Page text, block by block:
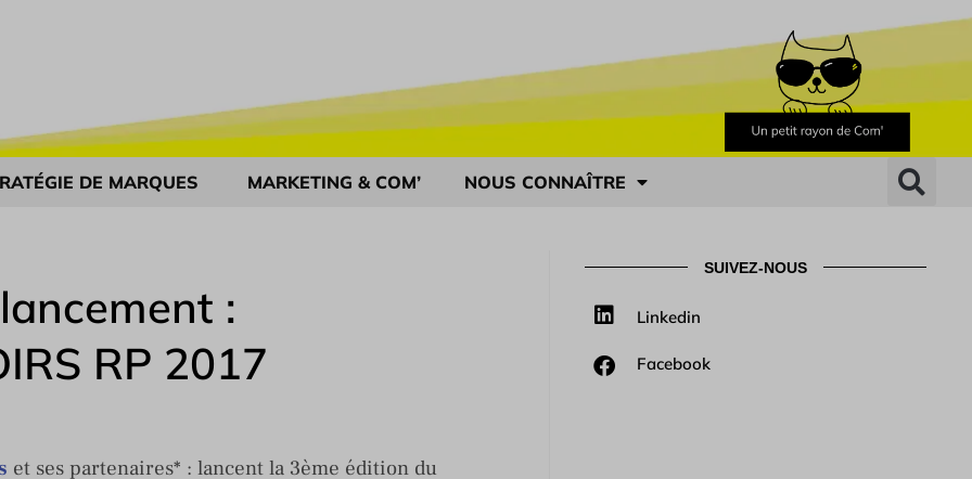
DE MARQUES MARKETING & COM’ NOUS CONNAÎTRE
:
RP 2017
et ses partenaires* : lancent la 3ème édition du
SUIVEZ-NOUS
Linkedin
Facebook